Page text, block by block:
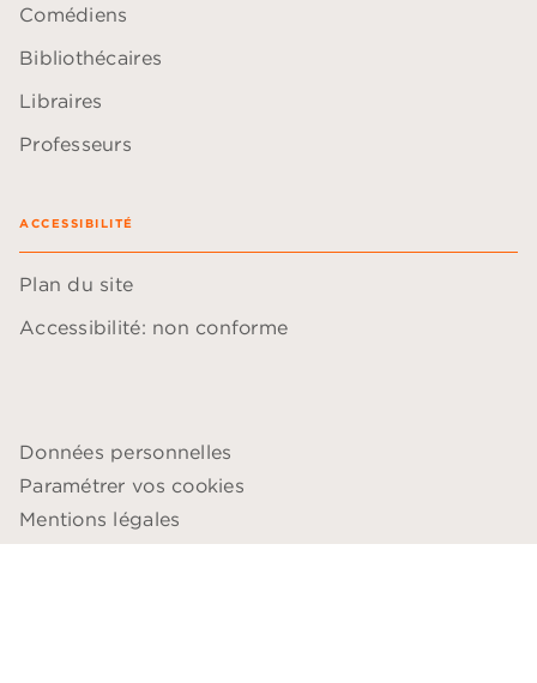
Comédiens
Bibliothécaires
Libraires
Professeurs
ACCESSIBILITÉ
Plan du site
Accessibilité: non conforme
Données personnelles
Paramétrer vos cookies
Mentions légales
Conditions générales d'utilisation